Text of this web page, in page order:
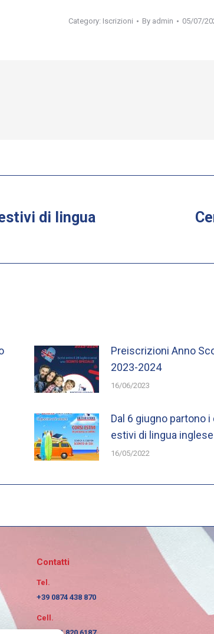
Category: Iscrizioni By admin 05/07/
di lingua
Preiscrizioni Anno
2023-2024
16/06/2023
Dal 6 giugno partono i
estivi di lingua inglese
16/05/2022
Contatti
Tel.
+39 0874 438 870
Cell.